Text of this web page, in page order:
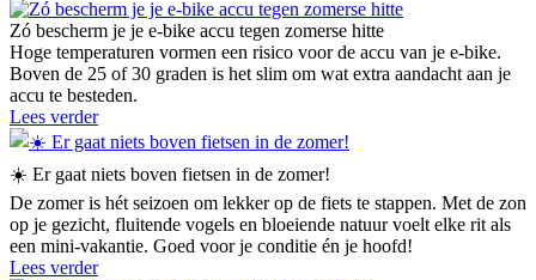
Zó bescherm je je e-bike accu tegen zomerse hitte
Hoge temperaturen vormen een risico voor de accu van je e-bike.
Boven de 25 of 30 graden is het slim om wat extra aandacht aan je
accu te besteden.
Lees verder
☀️ Er gaat niets boven fietsen in de zomer!
De zomer is hét seizoen om lekker op de fiets te stappen. Met de zon
op je gezicht, fluitende vogels en bloeiende natuur voelt elke rit als
een mini-vakantie. Goed voor je conditie én je hoofd!
Lees verder